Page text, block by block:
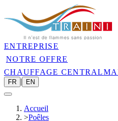
ENTREPRISE
NOTRE OFFRE
CHAUFFAGE CENTRAL
FR | EN
Accueil
>Poêles